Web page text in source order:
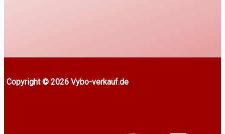
Copyright © 2026 Vybo-verkauf.de